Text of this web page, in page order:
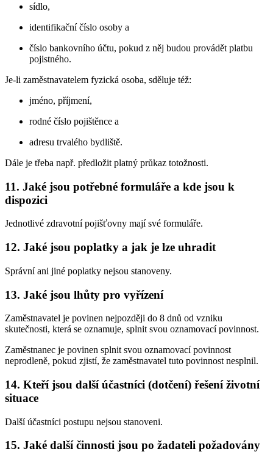
sídlo,
identifikační číslo osoby a
číslo bankovního účtu, pokud z něj budou provádět platbu
pojistného.
Je-li zaměstnavatelem fyzická osoba, sděluje též:
jméno, příjmení,
rodné číslo pojištěnce a
adresu trvalého bydliště.
Dále je třeba např. předložit platný průkaz totožnosti.
11. Jaké jsou potřebné formuláře a kde jsou k
dispozici
Jednotlivé zdravotní pojišťovny mají své formuláře.
12. Jaké jsou poplatky a jak je lze uhradit
Správní ani jiné poplatky nejsou stanoveny.
13. Jaké jsou lhůty pro vyřízení
Zaměstnavatel je povinen nejpozději do 8 dnů od vzniku
skutečnosti, která se oznamuje, splnit svou oznamovací povinnost.
Zaměstnanec je povinen splnit svou oznamovací povinnost
neprodleně, pokud zjistí, že zaměstnavatel tuto povinnost nesplnil.
14. Kteří jsou další účastníci (dotčení) řešení životní
situace
Další účastníci postupu nejsou stanoveni.
15. Jaké další činnosti jsou po žadateli požadovány